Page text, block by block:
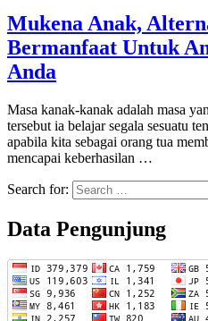
Mukena Anak,
Bermanfaat Untuk
Anda
Masa kanak-kanak adalah masa
tersebut ia belajar segala sesuatu
apabila kita sebagai orang tua
mencapai keberhasilan …
Search for:
Data Pengunjung